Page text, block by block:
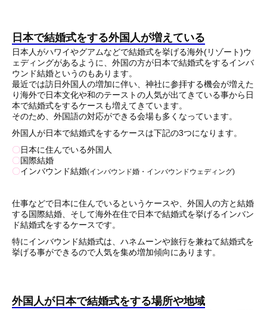
日本で結婚式をする外国人が増えている
日本人がハワイやグアムなどで結婚式を挙げる海外(リゾート)ウ
ェディングがあるように、外国の方が日本で結婚式をするインバ
ウンド結婚というのもあります。
最近では訪日外国人の増加に伴い、神社に参拝する機会が増えた
り海外で日本文化や和のテーストの人気が出てきている事から日
本で結婚式をするケースも増えてきています。
そのため、外国語の対応ができる会場も多くなっています。
外国人が日本で結婚式をするケースは下記の3つになります。
〇日本に住んでいる外国人
〇国際結婚
〇インバウンド結婚(インバウンド婚・インバウンドウェディング)
仕事などで日本に住んでいるというケースや、外国人の方と結婚
する国際結婚、そして海外在住で日本で結婚式を挙げるインバン
ド結婚式をするケースです。
特にインバウンド結婚式は、ハネムーンや旅行を兼ねて結婚式を
挙げる事ができるので人気を集め増加傾向にあります。
外国人が日本で結婚式をする場所や地域